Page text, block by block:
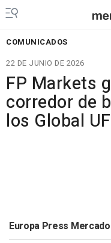
COMUNICADOS
22 DE JUNIO DE 2026
FP Markets
corredor de
los Global
Europa Press